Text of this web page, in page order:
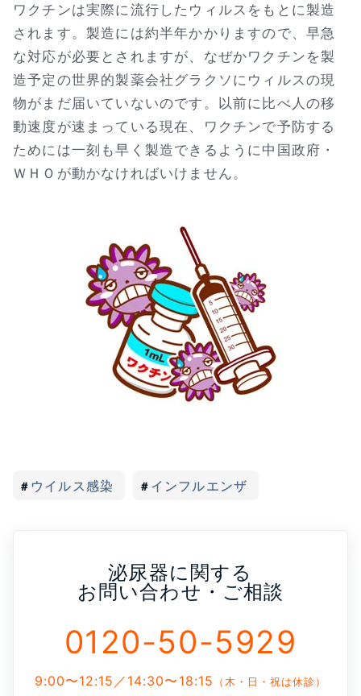
ワクチンは実際に流行したウィルスをもとに製造
されます。製造には約半年かかりますので、早急
な対応が必要とされますが、なぜかワクチンを製
造予定の世界的製薬会社グラクソにウィルスの現
物がまだ届いていないのです。以前に比べ人の移
動速度が速まっている現在、ワクチンで予防する
ためには一刻も早く製造できるように中国政府・
ＷＨＯが動かなければいけません。
ウイルス感染 インフルエンザ
泌尿器に関する
お問い合わせ・ご相談
0120-50-5929
9:00〜12:15／14:30〜18:15 （木・日・祝は休診）